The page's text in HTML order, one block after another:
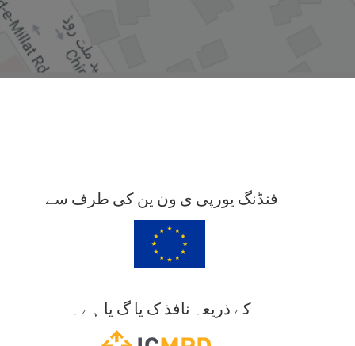
فنڈنگ یورپی ی ون ین کی طرف سے
کے ذریعہ نافذ ک یا گ یا ہے۔